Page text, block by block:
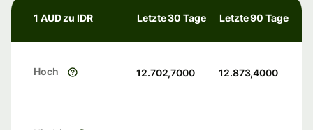
1 AUD zu IDR Letzte 30 Tage Letzte 90 Tage
Hoch 12.702,7000 12.873,4000